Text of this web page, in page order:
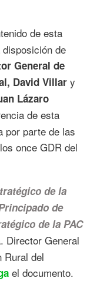
de esta
de
General de
David Villar y
Lázaro
de esta
por parte de las
once GDR del
de la
de
de la PAC
Director General
Rural del
el documento.